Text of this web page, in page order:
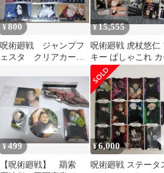
¥800
呪術廻戦 ジャンプフ
ェスタ クリアカー
¥15,555
呪術廻戦 虎杖悠仁
キー ぱしゃこれ
グッズセット まと
り
¥499
【呪術廻戦】 羂索
¥6,000
呪術廻戦 ステータ